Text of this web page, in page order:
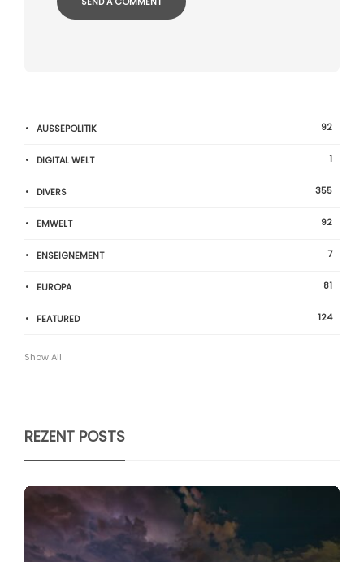
AUSSEPOLITIK 92
DIGITAL WELT 1
DIVERS 355
ËMWELT 92
ENSEIGNEMENT 7
EUROPA 81
FEATURED 124
Show All
REZENT POSTS